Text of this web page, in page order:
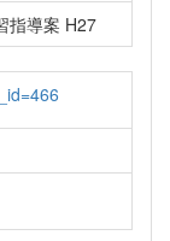
指導案 H27